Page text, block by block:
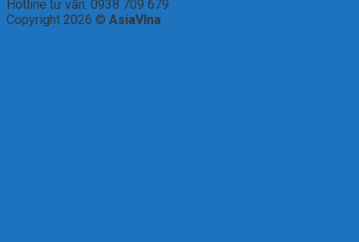
Hotline tư vấn: 0938 709 679
Copyright 2026 © AsiaVIna